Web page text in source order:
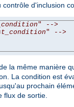
d'inclusion
" -->
" -->
la même manière
La condition est
prochain
flux de sortie.